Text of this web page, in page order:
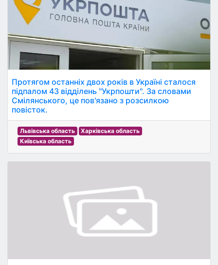
Протягом останніх двох років в Україні сталося
підпалом 43 відділень "Укрпошти". За словами
Смілянського, це пов'язано з розсилкою
повісток.
Львівська область
Харківська область
Київська область